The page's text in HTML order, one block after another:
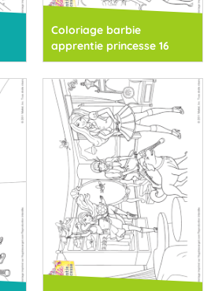
Coloriage barbie
apprentie princesse 16